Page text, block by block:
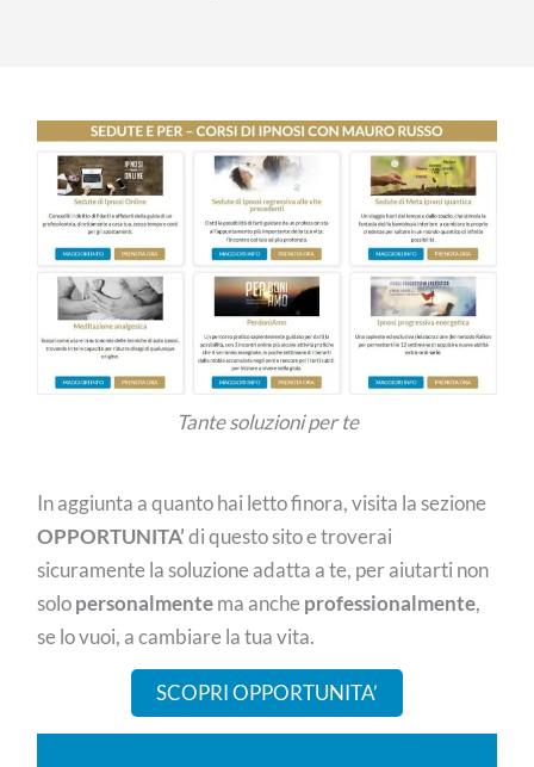
Tante soluzioni per te
In aggiunta a quanto hai letto finora, visita la sezione
OPPORTUNITA’di questo sito e troverai
sicuramente la soluzione adatta a te, per aiutarti non
solopersonalmentema ancheprofessionalmente,
se lo vuoi, a cambiare la tua vita.
SCOPRI OPPORTUNITA’